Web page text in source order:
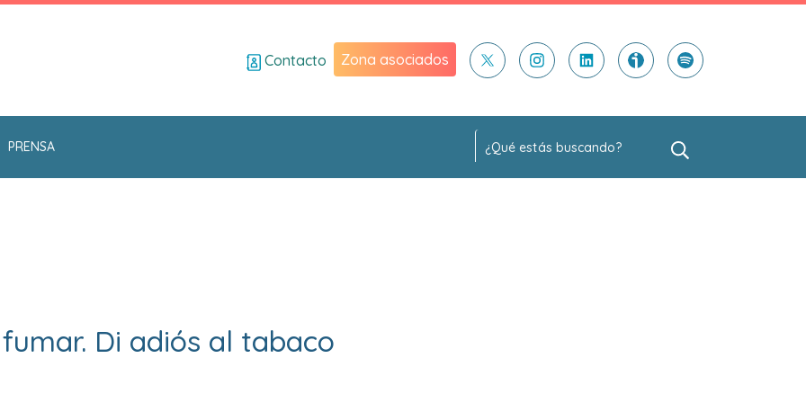
Contacto Zona asociados
PRENSA
Di adiós al tabaco